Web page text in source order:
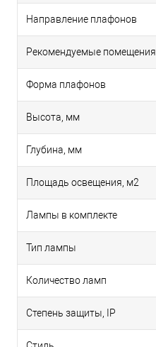
Направление плафонов
Рекомендуемые помещения
Форма плафонов
Высота, мм
Глубина, мм
Площадь освещения, м2
Лампы в комплекте
Тип лампы
Количество ламп
Степень защиты, IP